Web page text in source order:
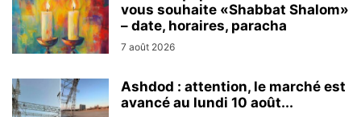
vous souhaite «Shabbat Shalom»
– date, horaires, paracha
7 août 2026
Ashdod : attention, le marché est
avancé au lundi 10 août...